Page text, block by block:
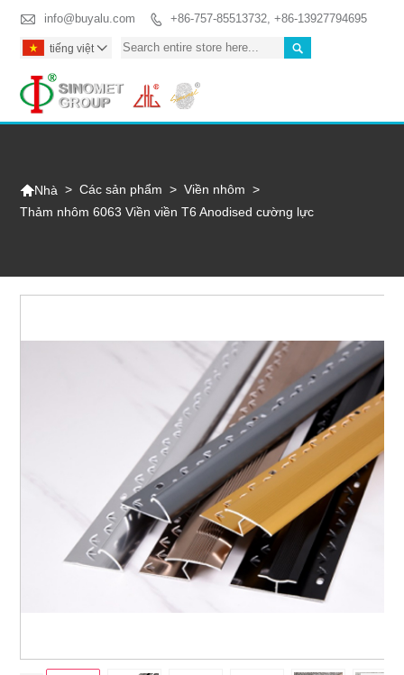
 info@buyalu.com  +86-757-85513732, +86-13927794695

tiếng việt 
Nhà > Các sản phẩm > Viền nhôm >
Thảm nhôm 6063 Viền viền T6 Anodised cường lực